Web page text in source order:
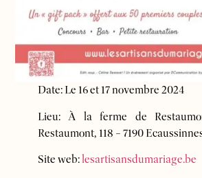
Date: Le 16 et 17 novembre 2024
Lieu: À la ferme de
Restaumont, 118 – 7190
Site web:lesartisansdumariage.be